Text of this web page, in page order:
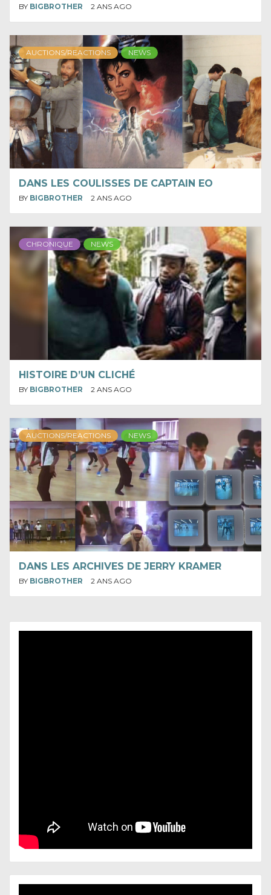
BY BIGBROTHER 2 ANS AGO
AUCTIONS/REACTIONS NEWS
DANS LES COULISSES DE CAPTAIN EO
BY BIGBROTHER 2 ANS AGO
CHRONIQUE NEWS
HISTOIRE D’UN CLICHÉ
BY BIGBROTHER 2 ANS AGO
AUCTIONS/REACTIONS NEWS
DANS LES ARCHIVES DE JERRY KRAMER
BY BIGBROTHER 2 ANS AGO